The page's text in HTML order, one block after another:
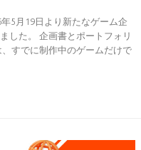
5月19日より新たなゲーム企
した。 企画書とポートフォリ
すでに制作中のゲームだけで